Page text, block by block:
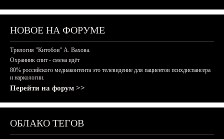
НОВОЕ НА ФОРУМЕ
Трилогия "Китобои" А. Вахова.
Охранник спит - смена идёт
80% российского медиаконтента это телевидение для пациентов психдиспансера
и наркологии.
Перейти на форум >>
ОБЛАКО ТЕГОВ